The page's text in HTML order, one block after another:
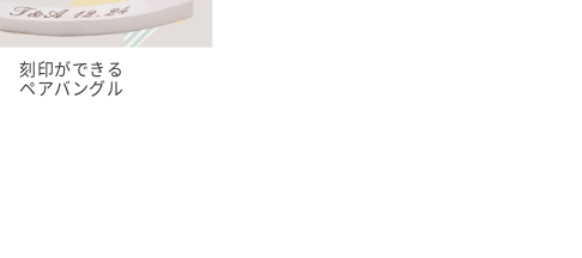
刻印ができる
ペアバングル